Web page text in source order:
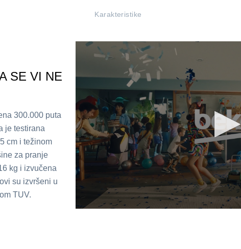
Karakteristike
SE VI NE
300.000 puta
je testirana
cm i težinom
za pranje
kg i izvučena
su izvršeni u
TUV.